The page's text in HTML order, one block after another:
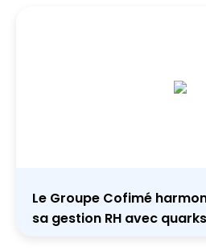
Le Groupe Cofimé
sa gestion RH avec